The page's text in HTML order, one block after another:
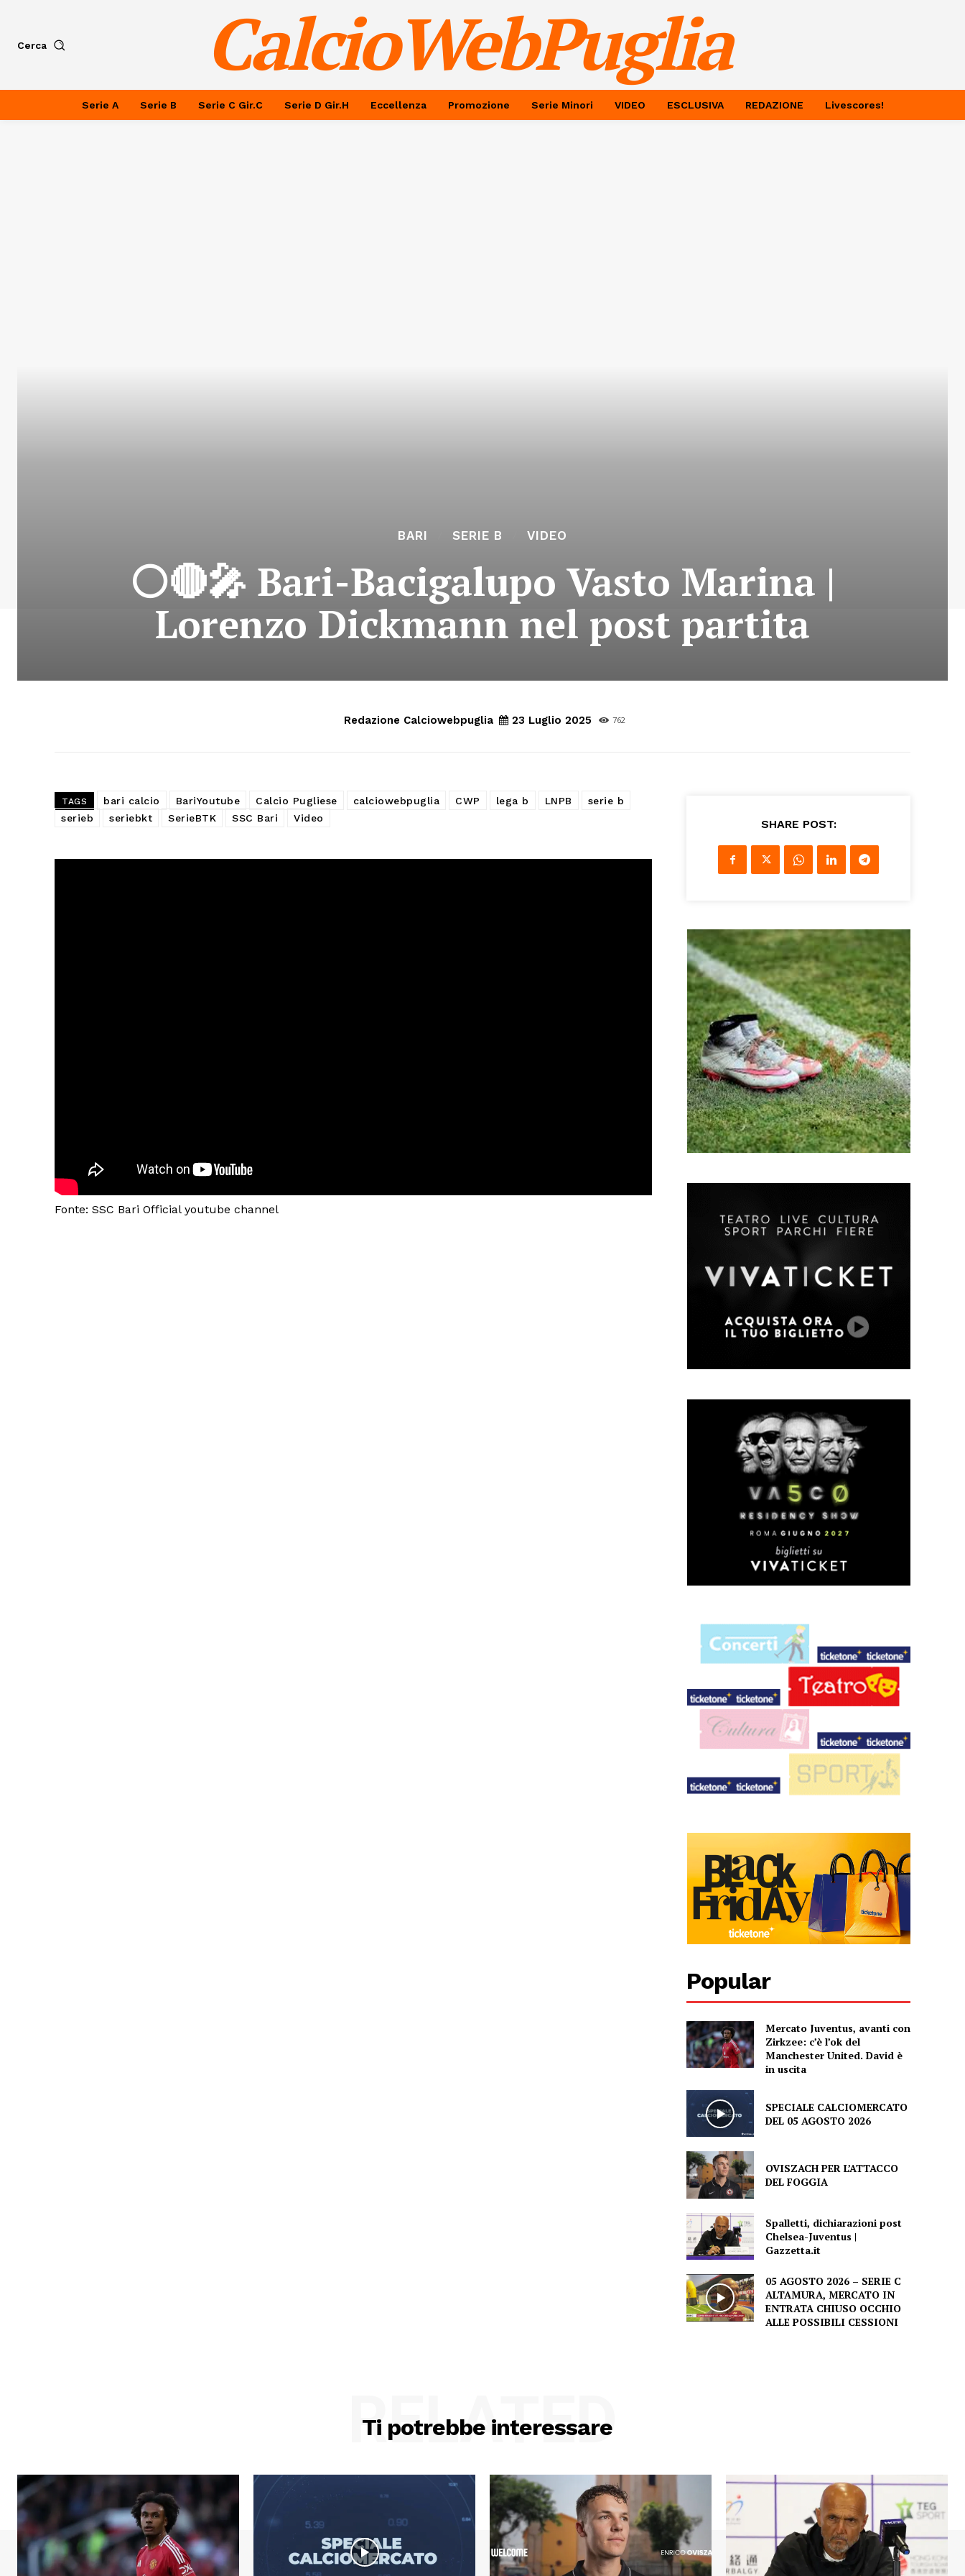
Cerca CalcioWebPuglia
Serie A Serie B Serie C Gir.C Serie D Gir.H Eccellenza Promozione Serie Minori VIDEO ESCLUSIVA REDAZIONE Livescores!
BARI SERIE B VIDEO
⚪🔴🎤 Bari-Bacigalupo Vasto Marina |
Lorenzo Dickmann nel post partita
Redazione Calciowebpuglia 23 Luglio 2025 762
TAGS bari calcio BariYoutube Calcio Pugliese calciowebpuglia CWP lega b LNPB
serie b
serieb
seriebkt SerieBTK SSC Bari Video
Fonte: SSC Bari Official youtube channel
SHARE POST:
Popular
Mercato Juventus, avanti con
Zirkzee: c’è l’ok del
Manchester United. David è
in uscita
SPECIALE CALCIOMERCATO
DEL 05 AGOSTO 2026
OVISZACH PER L’ATTACCO
DEL FOGGIA
Spalletti, dichiarazioni post
Chelsea-Juventus |
Gazzetta.it
05 AGOSTO 2026 – SERIE C
ALTAMURA, MERCATO IN
ENTRATA CHIUSO OCCHIO
ALLE POSSIBILI CESSIONI
Ti potrebbe interessare
RELATED